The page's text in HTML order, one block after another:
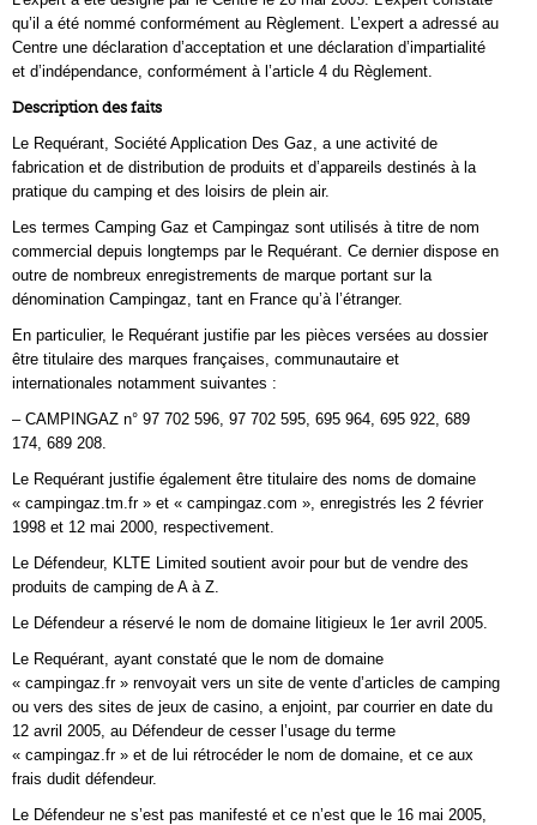
qu’il a été nommé conformément au Règlement. L’expert a adressé au
Centre une déclaration d’acceptation et une déclaration d’impartialité
et d’indépendance, conformément à l’article 4 du Règlement.
Description des faits
Le Requérant, Société Application Des Gaz, a une activité de
fabrication et de distribution de produits et d’appareils destinés à la
pratique du camping et des loisirs de plein air.
Les termes Camping Gaz et Campingaz sont utilisés à titre de nom
commercial depuis longtemps par le Requérant. Ce dernier dispose en
outre de nombreux enregistrements de marque portant sur la
dénomination Campingaz, tant en France qu’à l’étranger.
En particulier, le Requérant justifie par les pièces versées au dossier
être titulaire des marques françaises, communautaire et
internationales notamment suivantes :
– CAMPINGAZ n° 97 702 596, 97 702 595, 695 964, 695 922, 689
174, 689 208.
Le Requérant justifie également être titulaire des noms de domaine
« campingaz.tm.fr » et « campingaz.com », enregistrés les 2 février
1998 et 12 mai 2000, respectivement.
Le Défendeur, KLTE Limited soutient avoir pour but de vendre des
produits de camping de A à Z.
Le Défendeur a réservé le nom de domaine litigieux le 1er avril 2005.
Le Requérant, ayant constaté que le nom de domaine
« campingaz.fr » renvoyait vers un site de vente d’articles de camping
ou vers des sites de jeux de casino, a enjoint, par courrier en date du
12 avril 2005, au Défendeur de cesser l’usage du terme
« campingaz.fr » et de lui rétrocéder le nom de domaine, et ce aux
frais dudit défendeur.
Le Défendeur ne s’est pas manifesté et ce n’est que le 16 mai 2005,